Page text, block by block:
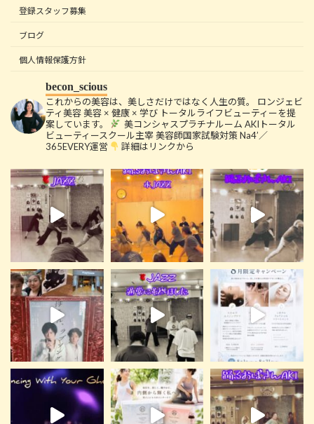
登録スタッフ募集
ブログ
個人情報保護方針
becon_scious
これからの美容は、美しさだけではなく人生の質。
ロンジェビ
ティ美容美容 × 健康 × 学び トータルライフビューティーを提
案しています。
美コンシャスプラチナルーム AKIトータル
ビューティースクール主宰美容師国家試験対策 Na4’／
365EVERY運営
詳細はリンクから